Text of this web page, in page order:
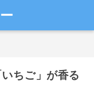
ちご」が香る